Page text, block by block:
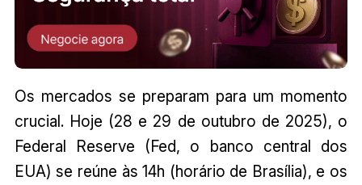
Os mercados se preparam para um momento
crucial. Hoje (28 e 29 de outubro de 2025), o
Federal Reserve (Fed, o banco central dos
EUA) se reúne às 14h (horário de Brasília), e os